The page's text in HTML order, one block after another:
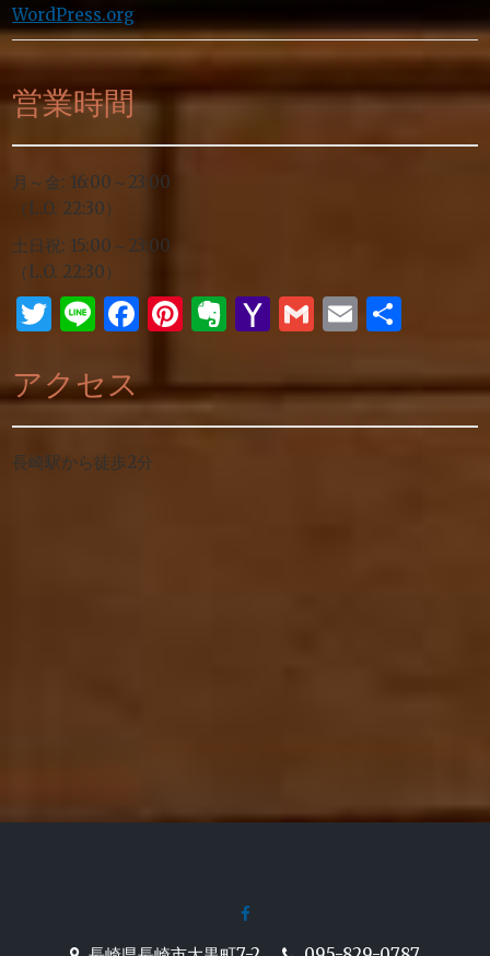
WordPress.org
営業時間
月～金: 16:00～23:00
（L.O. 22:30）
土日祝: 15:00～23:00
（L.O. 22:30）
Twitter
LineFacebook
Pinterest
Evernote
Yahoo
GmailEmail
アクセス
長崎駅から徒歩2分